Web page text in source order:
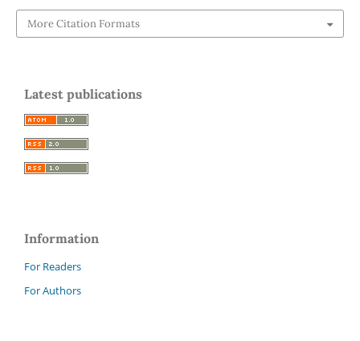
More Citation Formats
Latest publications
Information
For Readers
For Authors